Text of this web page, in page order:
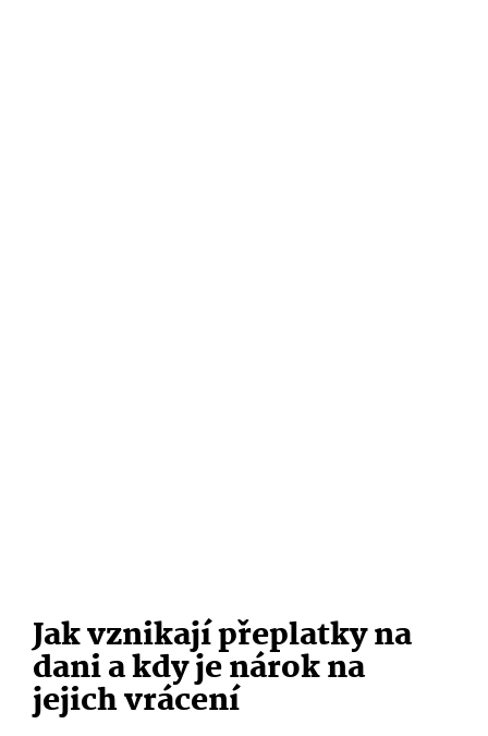
Jak vznikají přeplatky na
dani a kdy je nárok na
jejich vrácení